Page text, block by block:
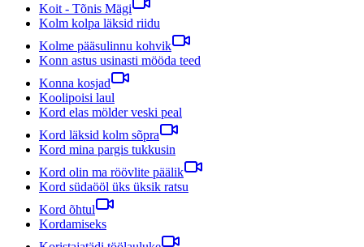
Koit - Tõnis Mägi
Kolm kolpa läksid riidu
Kolme pääsulinnu kohvik
Konn astus usinasti mööda teed
Konna kosjad
Koolipoisi laul
Kord elas mölder veski peal
Kord läksid kolm sõpra
Kord mina pargis tukkusin
Kord olin ma röövlite päälik
Kord südaööl üks üksik ratsu
Kord õhtul
Kordamiseks